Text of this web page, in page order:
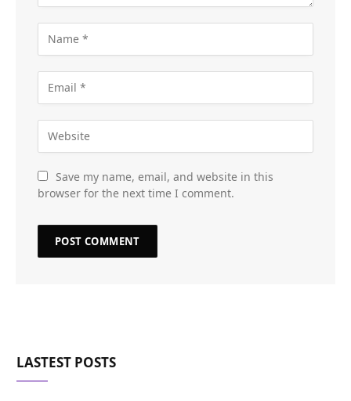
Save my name, email, and website in this
browser for the next time I comment.
LASTEST POSTS